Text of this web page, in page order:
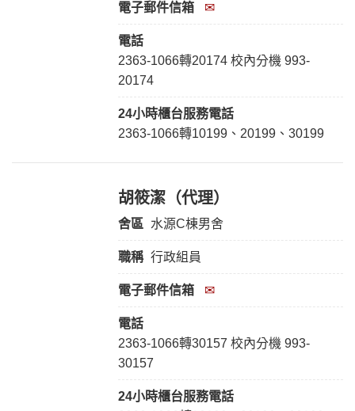
電子郵件信箱 ✉
電話
2363-1066轉20174 校內分機 993-
20174
24小時櫃台服務電話
2363-1066轉10199、20199、30199
胡筱潔（代理）
舍區 水源C棟男舍
職稱 行政組員
電子郵件信箱 ✉
電話
2363-1066轉30157 校內分機 993-
30157
24小時櫃台服務電話